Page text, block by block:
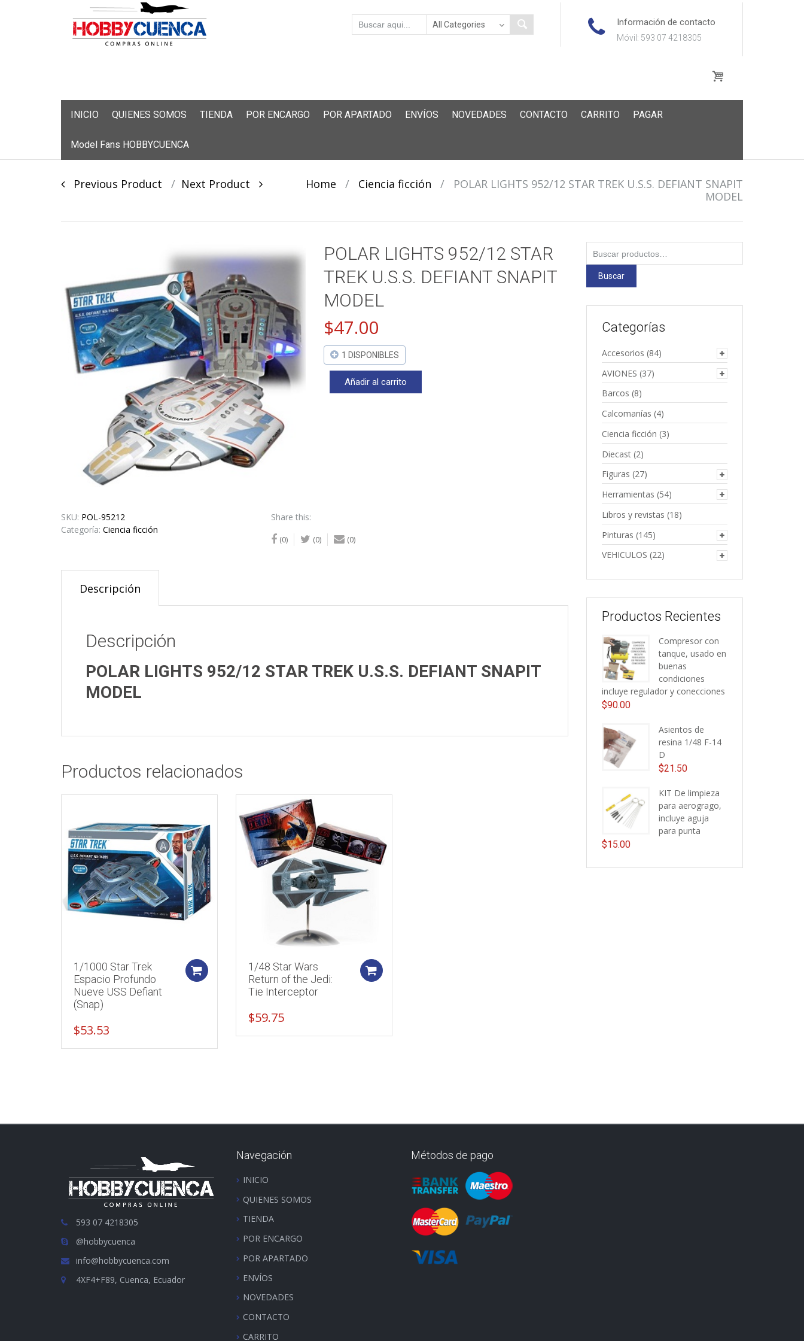
Información de contacto
Móvil: 593 07 4218305
INICIO QUIENES SOMOS TIENDA POR ENCARGO POR APARTADO ENVÍOS NOVEDADES CONTACTO CARRITO PAGAR
Model Fans HOBBYCUENCA
Post
Previous Product Next Product Home / Ciencia ficción /
POLAR LIGHTS 952/12 STAR TREK U.S.S. DEFIANT SNAPIT
MODEL
POLAR LIGHTS 952/12 STAR
TREK U.S.S. DEFIANT SNAPIT
MODEL
$47.00
1 DISPONIBLES
POLARAñadir al carrito
SKU: POL-95212
Categoría: Ciencia ficción
Share this:
(0) (0) (0)
Descripción
Descripción
POLAR LIGHTS 952/12 STAR TREK U.S.S. DEFIANT SNAPIT
MODEL
Productos relacionados
1/1000 Star Trek
Espacio Profundo
Nueve USS Defiant
(Snap)
$53.53
Add to cart1/48 Star Wars
Return of the Jedi:
Tie Interceptor
$59.75
por:
Buscar
Categorías
Accesorios (84)
AVIONES (37)
Barcos (8)
Calcomanías (4)
Ciencia ficción (3)
Diecast (2)
Figuras (27)
Herramientas (54)
Libros y revistas (18)
Pinturas (145)
VEHICULOS (22)
Productos Recientes
Compresor con
tanque, usado en
buenas
condiciones
incluye regulador y conecciones
$90.00
Asientos de
resina 1/48 F-14
D
$21.50
KIT De limpieza
para aerogrago,
incluye aguja
para punta
$15.00
593 07 4218305
@hobbycuenca
info@hobbycuenca.com
4XF4+F89, Cuenca, Ecuador
Navegación
INICIO
QUIENES SOMOS
TIENDA
POR ENCARGO
POR APARTADO
ENVÍOS
NOVEDADES
CONTACTO
CARRITO
Métodos de pago